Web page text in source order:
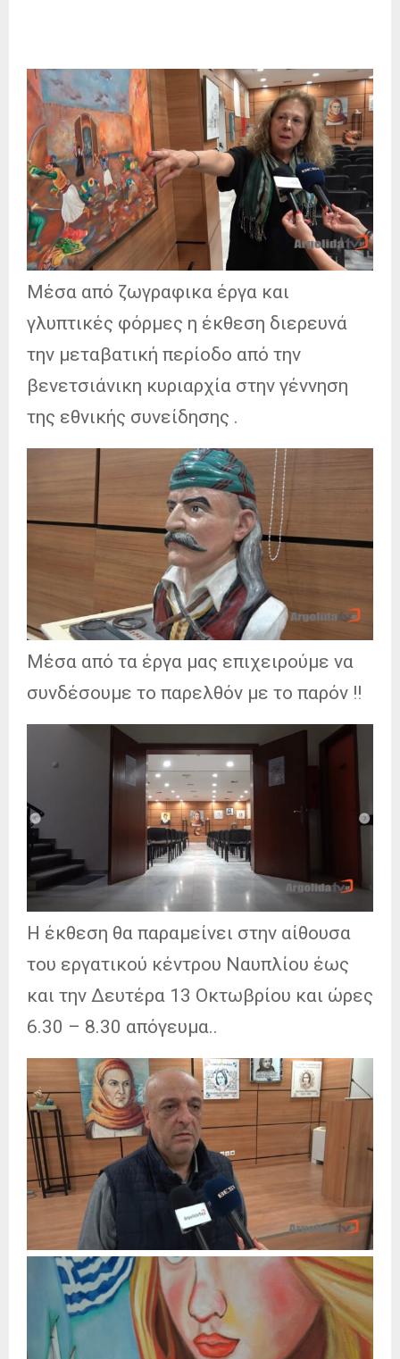
Μέσα από ζωγραφικα έργα και
γλυπτικές φόρμες η έκθεση διερευνά
την μεταβατική περίοδο από την
βενετσιάνικη κυριαρχία στην γέννηση
της εθνικής συνείδησης .
Μέσα από τα έργα μας επιχειρούμε να
συνδέσουμε το παρελθόν με το παρόν !!
Η έκθεση θα παραμείνει στην αίθουσα
του εργατικού κέντρου Ναυπλίου έως
και την Δευτέρα 13 Οκτωβρίου και ώρες
6.30 – 8.30 απόγευμα..